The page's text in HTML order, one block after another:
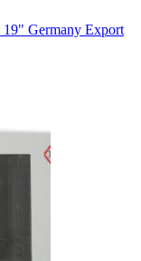
19" Germany Export